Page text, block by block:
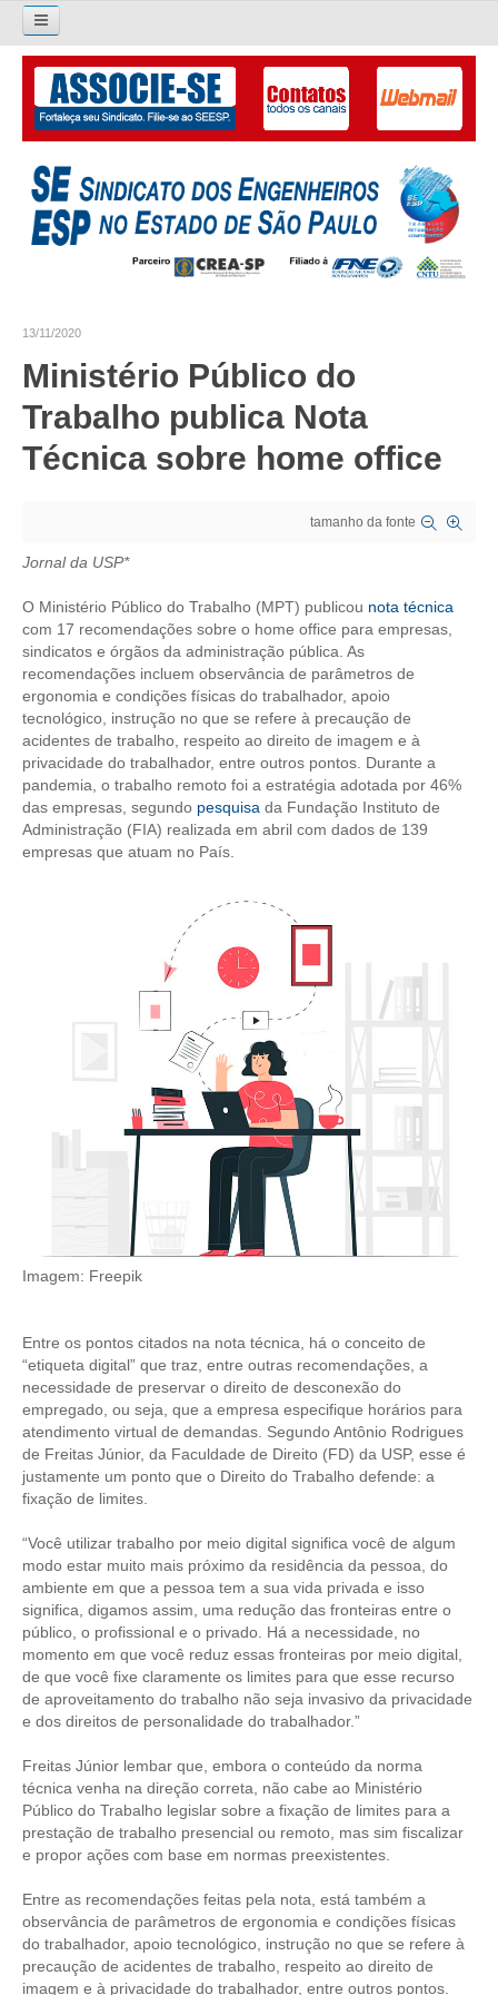
Pesquisar...
O SINDICATO
APRESENTAÇÃO
PALAVRA DO PRESIDENTE
SUBSEDES SINDICAIS
GALERIA EX-PRESIDENTES
HISTÓRICO E ATUAÇÃO
COMPOSIÇÃO
CONSELHOS ASSESSORES
PERSONALIDADES DA TECNOLOGIA
NÚCLEO DA MULHER ENGENHEIRA
TRANSPARÊNCIA
ACORDOS, CONVENÇÕES E DISSÍDIOS
CONTRIBUIÇÃO ASSISTENCIAL
CONTRIBUIÇÃO ASSOCIATIVA OU ANUIDADE DE SÓCIO
CONTRIBUIÇÃO SINDICAL URBANA
REVISÃO DE APOSENTADORIA
LEGISLAÇÃO
LEI 4.950-A/1966 – PISO SALARIAL
LEI 5.194/1966 – REGULAMENTAÇÃO DA PROFISSÃO
LEI 6.496/1977 – ART
RES 1.002/2002 – CÓDIGO DE ÉTICA
HOMOLOGAÇÕES
PISO SALARIAL
FIQUE POR DENTRO
OPORTUNIDADES
APRESENTAÇÃO
EMPREGO E ESTÁGIO
CARREIRA
AUTÔNOMOS E SERVIÇOS
NEWSLETTER
13/11/2020
Ministério Público do
Trabalho publica Nota
Técnica sobre home office
tamanho da fonte
Jornal da USP*
O Ministério Público do Trabalho (MPT) publicou nota técnica
com 17 recomendações sobre o home office para empresas,
sindicatos e órgãos da administração pública. As
recomendações incluem observância de parâmetros de
ergonomia e condições físicas do trabalhador, apoio
tecnológico, instrução no que se refere à precaução de
acidentes de trabalho, respeito ao direito de imagem e à
privacidade do trabalhador, entre outros pontos. Durante a
pandemia, o trabalho remoto foi a estratégia adotada por 46%
das empresas, segundo pesquisa da Fundação Instituto de
Administração (FIA) realizada em abril com dados de 139
empresas que atuam no País.
Imagem: Freepik
Entre os pontos citados na nota técnica, há o conceito de
“etiqueta digital” que traz, entre outras recomendações, a
necessidade de preservar o direito de desconexão do
empregado, ou seja, que a empresa especifique horários para
atendimento virtual de demandas. Segundo Antônio Rodrigues
de Freitas Júnior, da Faculdade de Direito (FD) da USP, esse é
justamente um ponto que o Direito do Trabalho defende: a
fixação de limites.
“Você utilizar trabalho por meio digital significa você de algum
modo estar muito mais próximo da residência da pessoa, do
ambiente em que a pessoa tem a sua vida privada e isso
significa, digamos assim, uma redução das fronteiras entre o
público, o profissional e o privado. Há a necessidade, no
momento em que você reduz essas fronteiras por meio digital,
de que você fixe claramente os limites para que esse recurso
de aproveitamento do trabalho não seja invasivo da privacidade
e dos direitos de personalidade do trabalhador.”
Freitas Júnior lembar que, embora o conteúdo da norma
técnica venha na direção correta, não cabe ao Ministério
Público do Trabalho legislar sobre a fixação de limites para a
prestação de trabalho presencial ou remoto, mas sim fiscalizar
e propor ações com base em normas preexistentes.
Entre as recomendações feitas pela nota, está também a
observância de parâmetros de ergonomia e condições físicas
do trabalhador, apoio tecnológico, instrução no que se refere à
precaução de acidentes de trabalho, respeito ao direito de
imagem e à privacidade do trabalhador, entre outros pontos.